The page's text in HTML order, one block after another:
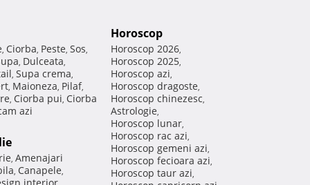
, Ciorba, Peste, Sos,
, Dulceata,
, Supa crema,
, Maioneza, Pilaf,
, Ciorba pui, Ciorba
azi
, Amenajari
, Canapele,
Horoscop
Horoscop 2026,
Horoscop 2025,
Horoscop azi,
Horoscop dragoste,
Horoscop chinezesc,
Astrologie,
Horoscop lunar,
Horoscop rac azi,
Horoscop gemeni azi,
Horoscop fecioara azi,
Horoscop taur azi,